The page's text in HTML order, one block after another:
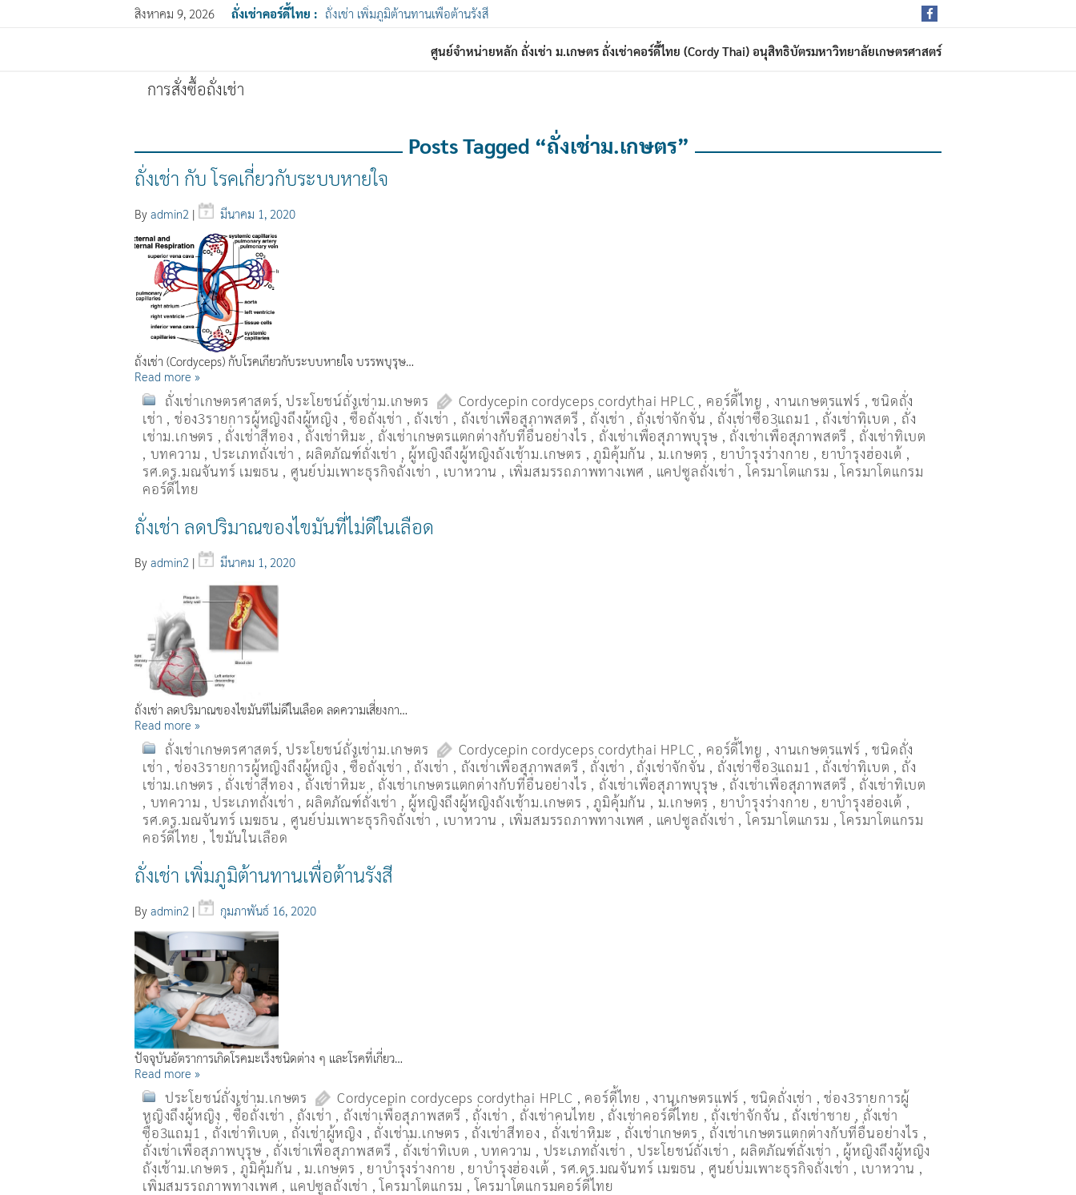
สิงหาคม 9, 2026 ถั่งเช่าคอร์ดี้ไทย : ถั่งเช่า เพิ่มภูมิต้านทานเพื่อต้านรังสี
ศูนย์จำหน่ายหลัก ถั่งเช่า ม.เกษตร ถั่งเช่าคอร์ดี้ไทย (Cordy Thai) อนุสิทธิบัตรมหาวิทยาลัยเกษตรศาสตร์
การสั่งซื้อถั่งเช่า
Posts Tagged “ถั่งเช่าม.เกษตร”
ถั่งเช่า กับ โรคเกี่ยวกับระบบหายใจ
By admin2 | มีนาคม 1, 2020
ถั่งเช่า (Cordyceps) กับโรคเกี่ยวกับระบบหายใจ บรรพบุรุษ…
Read more »
ถั่งเช่าเกษตรศาสตร์,ประโยชน์ถั่งเช่าม.เกษตร Cordycepin cordyceps cordythai HPLC , คอร์ดี้ไทย ,งานเกษตรแฟร์ ,ชนิดถั่ง
เช่า , ช่อง3รายการผู้หญิงถึงผู้หญิง ,ซื้อถั่งเช่า , ถังเช่า , ถังเช่าเพื่อสุภาพสตรี , ถั่งเช่า , ถั่งเช่าจักจั่น , ถั่งเช่าซื้อ3แถม1 , ถั่งเช่าทิเบต , ถั่ง
เช่าม.เกษตร , ถั่งเช่าสีทอง , ถั่งเช่าหิมะ , ถั่งเช่าเกษตรแตกต่างกับที่อื่นอย่างไร , ถั่งเช่าเพื่อสุภาพบุรุษ , ถั่งเช่าเพื่อสุภาพสตรี , ถั่่งเช่าทิเบต
, บทความ , ประเภทถั่งเช่า , ผลิตภัณฑ์ถั่งเช่า , ผู้หญิงถึงผู้หญิงถังเช้าม.เกษตร ,ภูมิคุ้มกัน , ม.เกษตร , ยาบำรุงร่างกาย , ยาบำรุงฮ่องเต้ ,
รศ.ดร.มณจันทร์ เมฆธน , ศูนย์บ่มเพาะธุรกิจถั่งเช่า , เบาหวาน , เพิ่มสมรรถภาพทางเพศ , แคปซูลถั่งเช่า ,โครมาโตแกรม ,โครมาโตแกรม
คอร์ดี้ไทย
ถั่งเช่า ลดปริมาณของไขมันที่ไม่ดีในเลือด
By admin2 | มีนาคม 1, 2020
ถั่งเช่า ลดปริมาณของไขมันที่ไม่ดีในเลือด ลดความเสี่ยงกา…
Read more »
ถั่งเช่าเกษตรศาสตร์,ประโยชน์ถั่งเช่าม.เกษตร Cordycepin cordyceps cordythai HPLC , คอร์ดี้ไทย ,งานเกษตรแฟร์ ,ชนิดถั่ง
เช่า , ช่อง3รายการผู้หญิงถึงผู้หญิง ,ซื้อถั่งเช่า , ถังเช่า , ถังเช่าเพื่อสุภาพสตรี , ถั่งเช่า , ถั่งเช่าจักจั่น , ถั่งเช่าซื้อ3แถม1 , ถั่งเช่าทิเบต , ถั่ง
เช่าม.เกษตร , ถั่งเช่าสีทอง , ถั่งเช่าหิมะ , ถั่งเช่าเกษตรแตกต่างกับที่อื่นอย่างไร , ถั่งเช่าเพื่อสุภาพบุรุษ , ถั่งเช่าเพื่อสุภาพสตรี , ถั่่งเช่าทิเบต
, บทความ , ประเภทถั่งเช่า , ผลิตภัณฑ์ถั่งเช่า , ผู้หญิงถึงผู้หญิงถังเช้าม.เกษตร ,ภูมิคุ้มกัน , ม.เกษตร , ยาบำรุงร่างกาย , ยาบำรุงฮ่องเต้ ,
รศ.ดร.มณจันทร์ เมฆธน , ศูนย์บ่มเพาะธุรกิจถั่งเช่า , เบาหวาน , เพิ่มสมรรถภาพทางเพศ , แคปซูลถั่งเช่า ,โครมาโตแกรม ,โครมาโตแกรม
คอร์ดี้ไทย ,ไขมันในเลือด
ถั่งเช่า เพิ่มภูมิต้านทานเพื่อต้านรังสี
By admin2 | กุมภาพันธ์ 16, 2020
ปัจจุบันอัตราการเกิดโรคมะเร็งชนิดต่าง ๆ และโรคที่เกี่ยว…
Read more »
ประโยชน์ถั่งเช่าม.เกษตร Cordycepin cordyceps cordythai HPLC , คอร์ดี้ไทย ,งานเกษตรแฟร์ , ชนิดถั่งเช่า ,ช่อง3รายการผู้
หญิงถึงผู้หญิง , ซื้อถั่งเช่า , ถังเช่า , ถังเช่าเพื่อสุภาพสตรี , ถั่งเช่า , ถั่งเช่าคนไทย , ถั่งเช่าคอร์ดี้ไทย , ถั่งเช่าจักจั่น , ถั่งเช่าชาย , ถั่งเช่า
ซื้อ3แถม1 , ถั่งเช่าทิเบต , ถั่งเช่าผู้หญิง , ถั่งเช่าม.เกษตร , ถั่งเช่าสีทอง , ถั่งเช่าหิมะ , ถั่งเช่าเกษตร , ถั่งเช่าเกษตรแตกต่างกับที่อื่นอย่างไร ,
ถั่งเช่าเพื่อสุภาพบุรุษ , ถั่งเช่าเพื่อสุภาพสตรี , ถั่่งเช่าทิเบต ,บทความ , ประเภทถั่งเช่า , ประโยชน์ถั่งเช่า , ผลิตภัณฑ์ถั่งเช่า , ผู้หญิงถึงผู้หญิง
ถังเช้าม.เกษตร ,ภูมิคุ้มกัน ,ม.เกษตร , ยาบำรุงร่างกาย , ยาบำรุงฮ่องเต้ , รศ.ดร.มณจันทร์ เมฆธน , ศูนย์บ่มเพาะธุรกิจถั่งเช่า , เบาหวาน ,
เพิ่มสมรรถภาพทางเพศ , แคปซูลถั่งเช่า ,โครมาโตแกรม ,โครมาโตแกรมคอร์ดี้ไทย